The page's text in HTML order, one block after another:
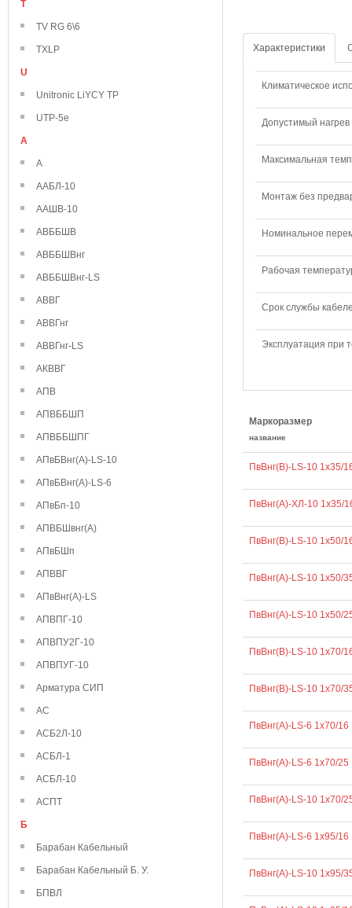
T
TV RG 6\6
TXLP
U
Unitronic LiYCY TP
UTP-5e
А
А
ААБЛ-10
ААШВ-10
АВББШВ
АВББШВнг
АВББШВнг-LS
АВВГ
АВВГнг
АВВГнг-LS
АКВВГ
АПВ
АПВББШП
АПВББШПГ
АПвБВнг(А)-LS-10
АПвБВнг(А)-LS-6
АПвБп-10
АПВБШвнг(А)
АПвБШп
АПВВГ
АПвВнг(А)-LS
АПВПГ-10
АПВПУ2Г-10
АПВПУГ-10
Арматура СИП
АС
АСБ2Л-10
АСБЛ-1
АСБЛ-10
АСПТ
Б
Барабан Кабельный
Барабан Кабельный Б. У.
БПВЛ
Характеристики
Климатическое
Допустимый
Максимальная
Монтаж без
Номинальное
Рабочая
Срок службы
Эксплуатация при
Маркоразмер
название
ПвВнг(В)-LS-10 1х35/
ПвВнг(А)-ХЛ-10 1х35/
ПвВнг(В)-LS-10 1х50/
ПвВнг(А)-LS-10 1х50/
ПвВнг(А)-LS-10 1х50/
ПвВнг(В)-LS-10 1х70/
ПвВнг(В)-LS-10 1х70/
ПвВнг(А)-LS-6 1х70/16
ПвВнг(А)-LS-6 1х70/25
ПвВнг(А)-LS-10 1х70/
ПвВнг(А)-LS-6 1х95/16
ПвВнг(А)-LS-10 1х95/